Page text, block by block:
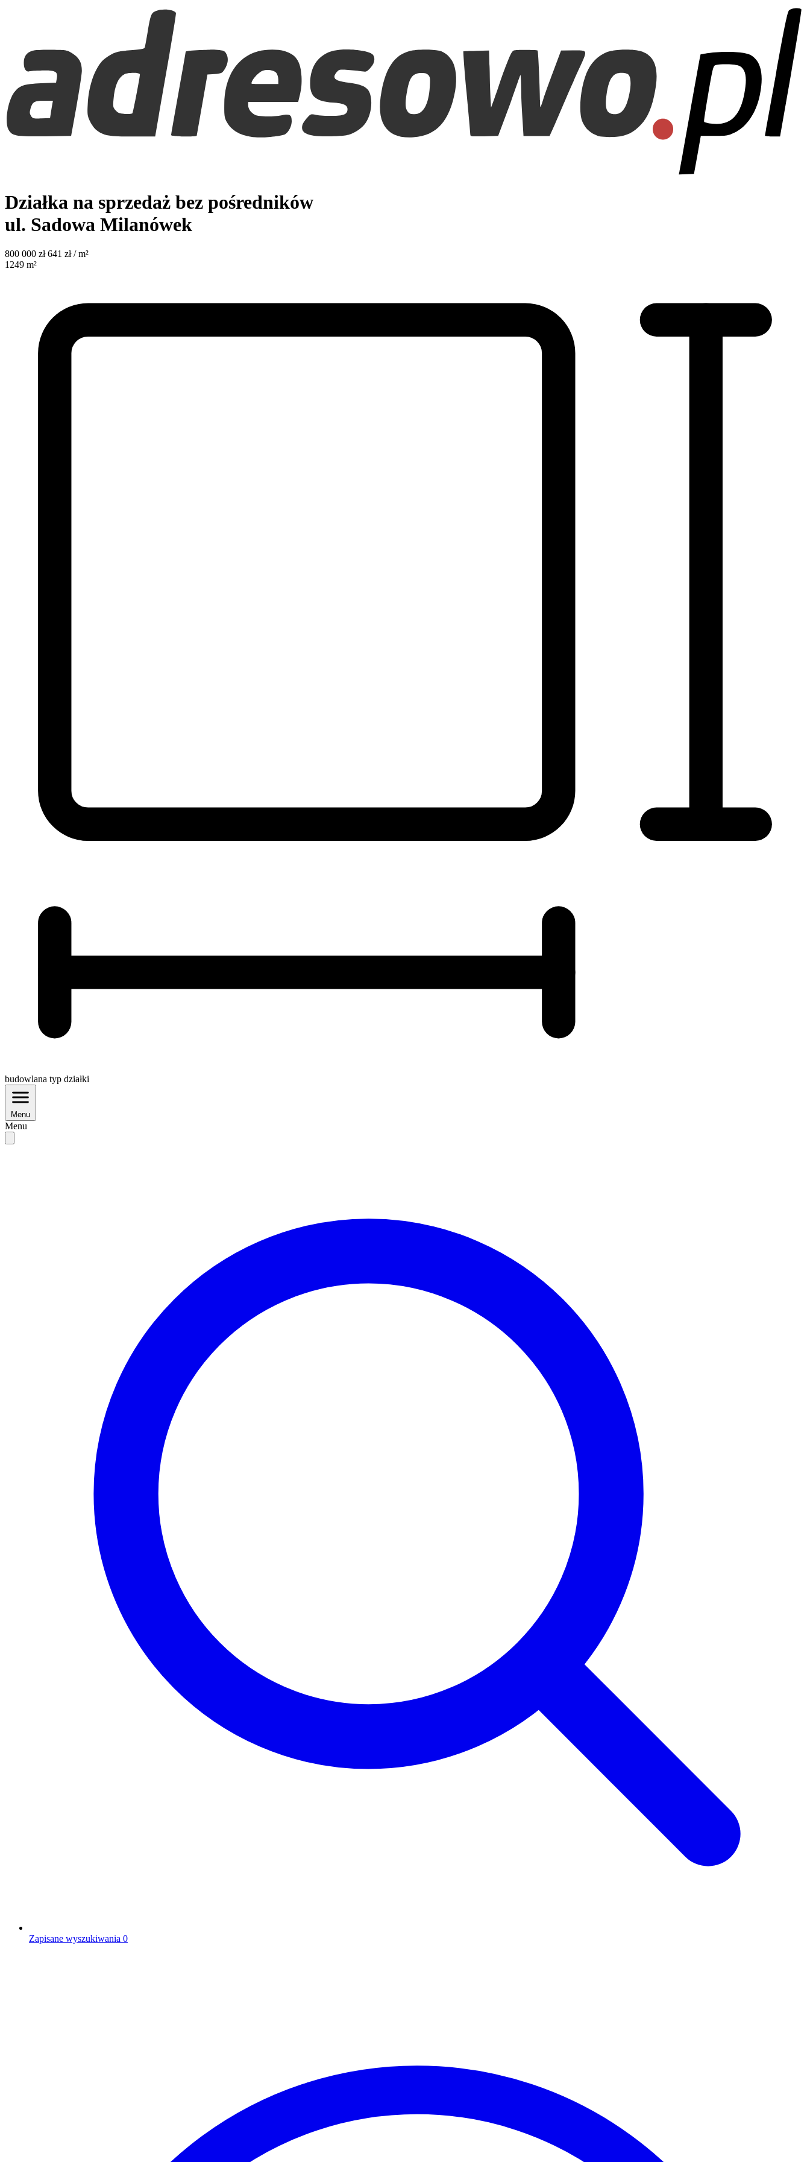
Działka na sprzedaż bez pośredników
ul. Sadowa Milanówek
800 000 zł 641 zł / m²
1249 m²
budowlana typ działki
Menu
Menu
Zapisane wyszukiwania 0